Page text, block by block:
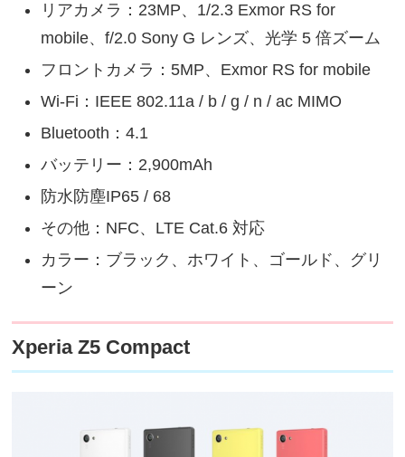
リアカメラ：23MP、1/2.3 Exmor RS for
mobile、f/2.0 Sony G レンズ、光学 5 倍ズーム
フロントカメラ：5MP、Exmor RS for mobile
Wi-Fi：IEEE 802.11a / b / g / n / ac MIMO
Bluetooth：4.1
バッテリー：2,900mAh
防水防塵IP65 / 68
その他：NFC、LTE Cat.6 対応
カラー：ブラック、ホワイト、ゴールド、グリ
ーン
Xperia Z5 Compact